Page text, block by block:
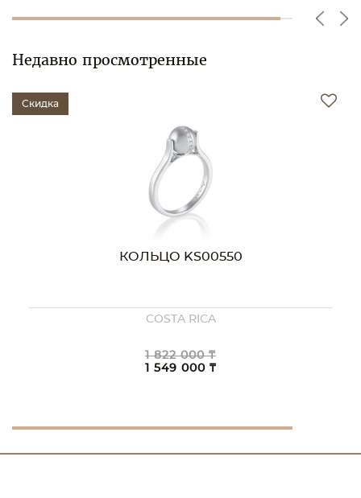
Недавно просмотренные
Скидка
КОЛЬЦО KS00550
COSTA RICA
1 822 000 ₸
1 549 000 ₸